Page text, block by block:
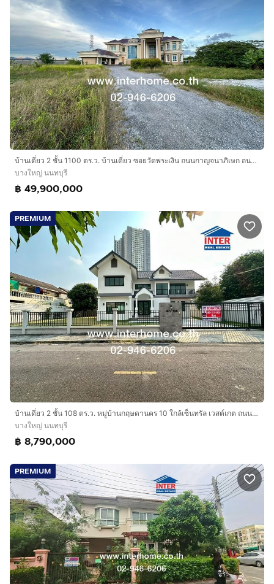
บ้านเดี่ยว 2 ชั้น 1100 ตร.ว. บ้านเดี่ยว ซอยวัดพระเงิน ถนนกาญจนาภิเษก ถนนบรมราชชนนี บางใหญ่ นนทบุรี
บางใหญ่ นนทบุรี
฿ 49,900,000
PREMIUM
บ้านเดี่ยว 2 ชั้น 108 ตร.ว. หมู่บ้านกฤษดานคร 10 ใกล้เซ็นทรัล เวสต์เกต ถนนรัตนาธิเบศร์ ถนนกาญจนาภิเษก บางใหญ่ นนทบุรี
บางใหญ่ นนทบุรี
฿ 8,790,000
PREMIUM